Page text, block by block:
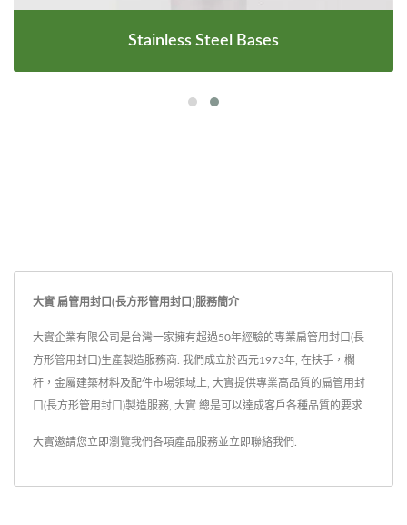
Stainless Steel Bases
大實 扁管用封口(長方形管用封口)服務簡介
大實企業有限公司是台灣一家擁有超過50年經驗的專業扁管用封口(長
方形管用封口)生產製造服務商. 我們成立於西元1973年, 在扶手，欄
杆，金屬建築材料及配件市場領域上, 大實提供專業高品質的扁管用封
口(長方形管用封口)製造服務, 大實 總是可以達成客戶各種品質的要求
大實邀請您立即瀏覽我們各項產品服務並立即聯絡我們